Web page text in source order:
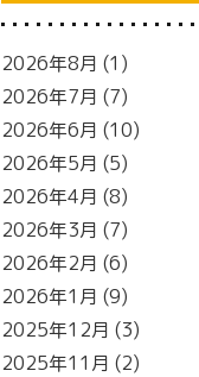
2026年8月 (1)
2026年7月 (7)
2026年6月 (10)
2026年5月 (5)
2026年4月 (8)
2026年3月 (7)
2026年2月 (6)
2026年1月 (9)
2025年12月 (3)
2025年11月 (2)